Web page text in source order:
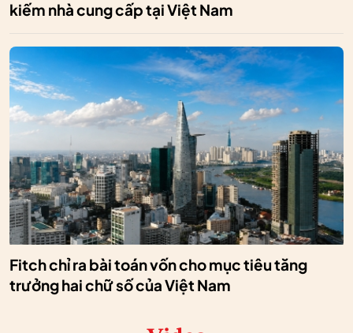
kiếm nhà cung cấp tại Việt Nam
Fitch chỉ ra bài toán vốn cho mục tiêu tăng
trưởng hai chữ số của Việt Nam